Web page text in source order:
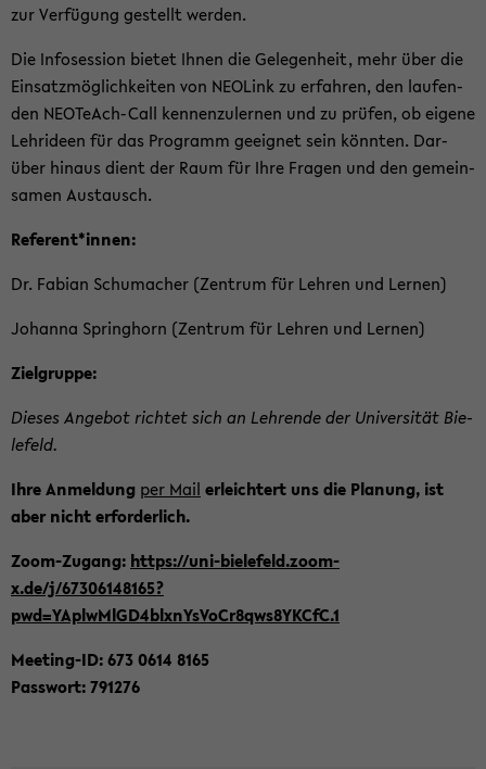
zur Ver­fü­gung ge­stellt wer­den.
Die In­fo­ses­si­on bie­tet Ihnen die Ge­le­gen­heit, mehr über die
Ein­satz­mög­lich­kei­ten von NEO­Link zu er­fah­ren, den lau­fen­
den NEOTeAch-​Call ken­nen­zu­ler­nen und zu prü­fen, ob ei­ge­ne
Lehr­ideen für das Pro­gramm ge­eig­net sein könn­ten. Dar­
über hin­aus dient der Raum für Ihre Fra­gen und den ge­mein­
sa­men Aus­tausch.
Re­fe­rent*innen:
Dr. Fa­bi­an Schu­ma­cher (Zen­trum für Leh­ren und Ler­nen)
Jo­han­na Spring­horn (Zen­trum für Leh­ren und Ler­nen)
Ziel­grup­pe:
Die­ses An­ge­bot rich­tet sich an Leh­ren­de der Uni­ver­si­tät Bie­
le­feld.
Ihre An­mel­dung per Mail er­leich­tert uns die Pla­nung, ist
aber nicht er­for­der­lich.
Zoom-​Zugang: https://uni-​bielefeld.zoom-​
x.de/j/67306148165?
pwd=YAplwMlGD4blxnYsVoCr8qws8YKCfC.1
Meeting-​ID: 673 0614 8165
Pass­wort: 791276